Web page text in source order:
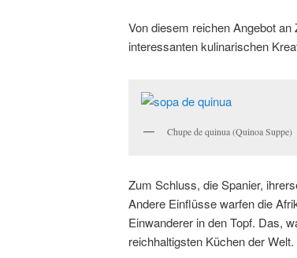
Von diesem reichen Angebot
interessanten kulinarischen
Chupe de quinua (Quinoa Suppe)
Zum Schluss, die Spanier,
Andere Einflüsse warfen die
Einwanderer in den Topf. Das,
reichhaltigsten Küchen der Welt.